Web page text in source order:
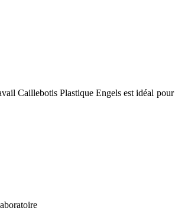
Caillebotis Plastique Engels est idéal pour